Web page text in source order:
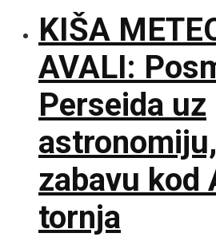
KIŠA
AVALI:
Perseida uz
zabavu kod
tornja